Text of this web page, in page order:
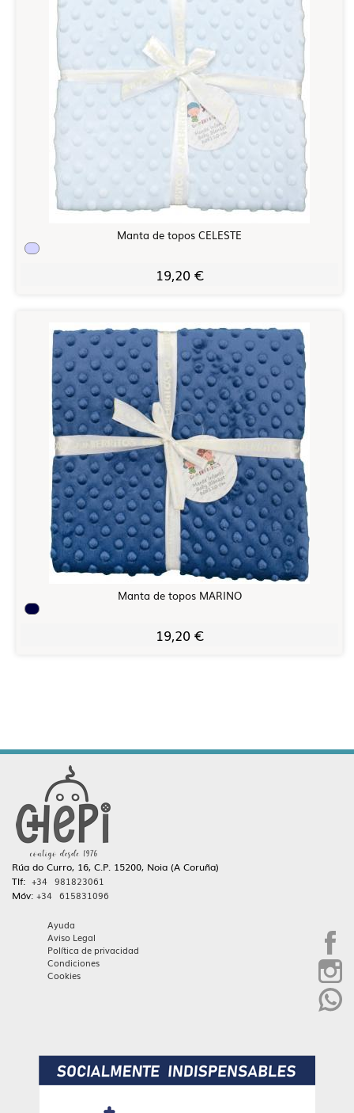
Manta de topos CELESTE
19,20 €
Manta de topos MARINO
19,20 €
Rúa do Curro, 16, C.P. 15200, Noia (A Coruña)
Tlf: +34 981823061
Móv: +34 615831096
Ayuda
Aviso Legal
Política de privacidad
Condiciones
Cookies